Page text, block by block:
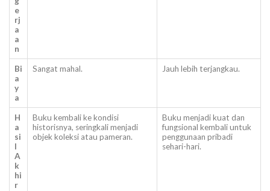
e
rj
a
a
n
Bi
a
y
a
Sangat mahal. Jauh lebih terjangkau.
H
a
si
l
A
k
hi
r
Buku kembali ke kondisi
historisnya, seringkali menjadi
objek koleksi atau pameran.
Buku menjadi kuat dan
fungsional kembali untuk
penggunaan pribadi
sehari-hari.